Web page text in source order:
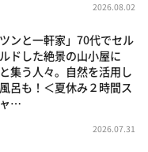
2026.08.02
ツンと一軒家」70代でセル
ドした絶景の山小屋に
集う人々。自然を活用し
呂も！＜夏休み２時間ス
…
2026.07.31